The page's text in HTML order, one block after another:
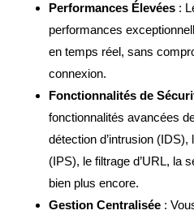
Performances Élevées :
performances
en temps réel, sans
connexion.
Fonctionnalités de
fonctionnalités avancées
détection d’intrusion
(IPS), le filtrage d’URL, la
bien plus encore.
Gestion Centralisée :